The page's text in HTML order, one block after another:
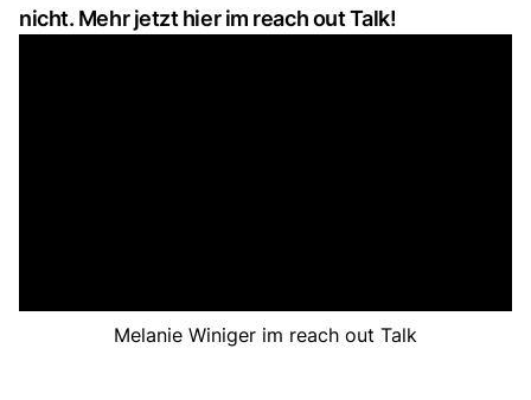
nicht. Mehr jetzt hier im reach out Talk!
Melanie Winiger im reach out Talk